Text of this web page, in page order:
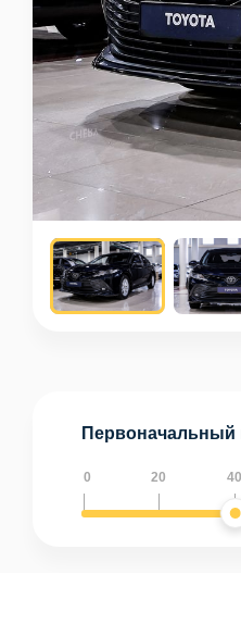
Первоначальный
0 20 40